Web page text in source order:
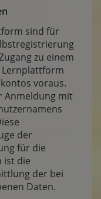
sind für
zu einem
voraus.
Anmeldung mit
der
für die
ist die
der bei
Daten.